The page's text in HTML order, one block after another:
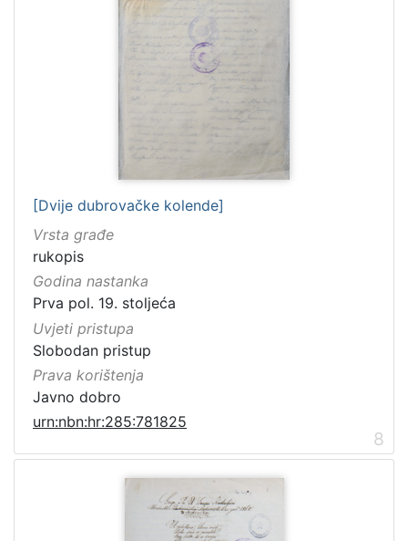
[Dvije dubrovačke kolende]
Vrsta građe
rukopis
Godina nastanka
Prva pol. 19. stoljeća
Uvjeti pristupa
Slobodan pristup
Prava korištenja
Javno dobro
urn:nbn:hr:285:781825
8